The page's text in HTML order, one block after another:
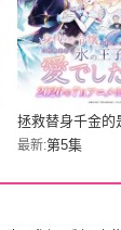
拯救替身千金的
酷无情冰之王子
最新:第5集